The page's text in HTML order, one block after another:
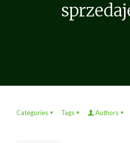
Categories Tags Authors